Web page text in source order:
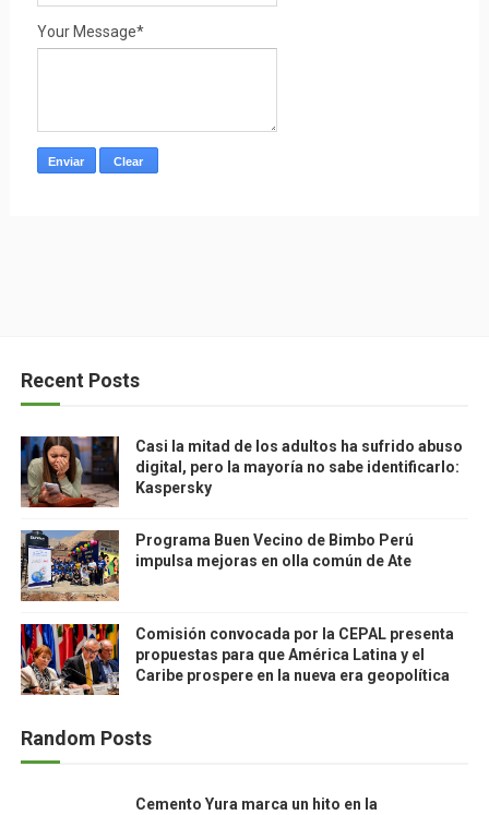
Your Message*
Recent Posts
Casi la mitad de los adultos ha sufrido abuso
digital, pero la mayoría no sabe identificarlo:
Kaspersky
Programa Buen Vecino de Bimbo Perú
impulsa mejoras en olla común de Ate
Comisión convocada por la CEPAL presenta
propuestas para que América Latina y el
Caribe prospere en la nueva era geopolítica
Random Posts
Cemento Yura marca un hito en la